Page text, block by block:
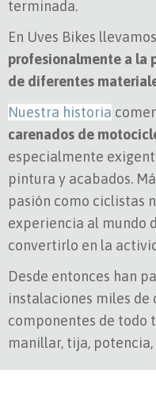
terminada.
En Uves Bikes llevamos
profesionalmente a la
de diferentes
Nuestra historia
carenados de
especialmente
pintura y acabados.
pasión como ciclistas
experiencia al mundo
convertirlo en la
Desde entonces han
instalaciones miles de
componentes de todo
manillar, tija, potencia,